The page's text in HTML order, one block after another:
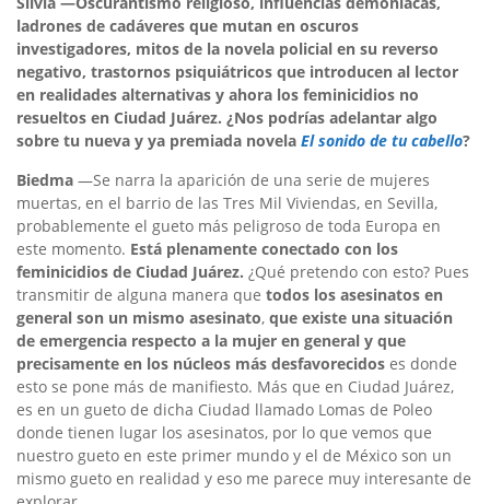
ladrones de cadáveres que mutan en oscuros
investigadores, mitos de la novela policial en su reverso
negativo, trastornos psiquiátricos que introducen al lector
en realidades alternativas y ahora los feminicidios no
resueltos en Ciudad Juárez. ¿Nos podrías adelantar algo
sobre tu nueva y ya premiada novela El sonido de tu cabello?
Biedma —Se narra la aparición de una serie de mujeres
muertas, en el barrio de las Tres Mil Viviendas, en Sevilla,
probablemente el gueto más peligroso de toda Europa en
este momento. Está plenamente conectado con los
feminicidios de Ciudad Juárez. ¿Qué pretendo con esto? Pues
transmitir de alguna manera que todos los asesinatos en
general son un mismo asesinato, que existe una situación
de emergencia respecto a la mujer en general y que
precisamente en los núcleos más desfavorecidos es donde
esto se pone más de manifiesto. Más que en Ciudad Juárez,
es en un gueto de dicha Ciudad llamado Lomas de Poleo
donde tienen lugar los asesinatos, por lo que vemos que
nuestro gueto en este primer mundo y el de México son un
mismo gueto en realidad y eso me parece muy interesante de